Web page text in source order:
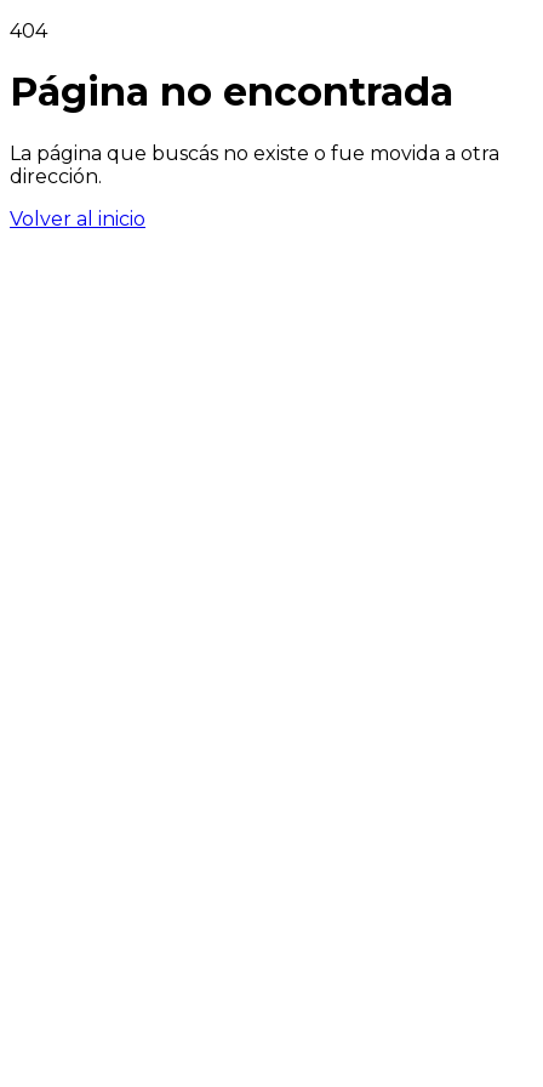
404
Página no encontrada
La página que buscás no existe o fue movida a otra
dirección.
Volver al inicio